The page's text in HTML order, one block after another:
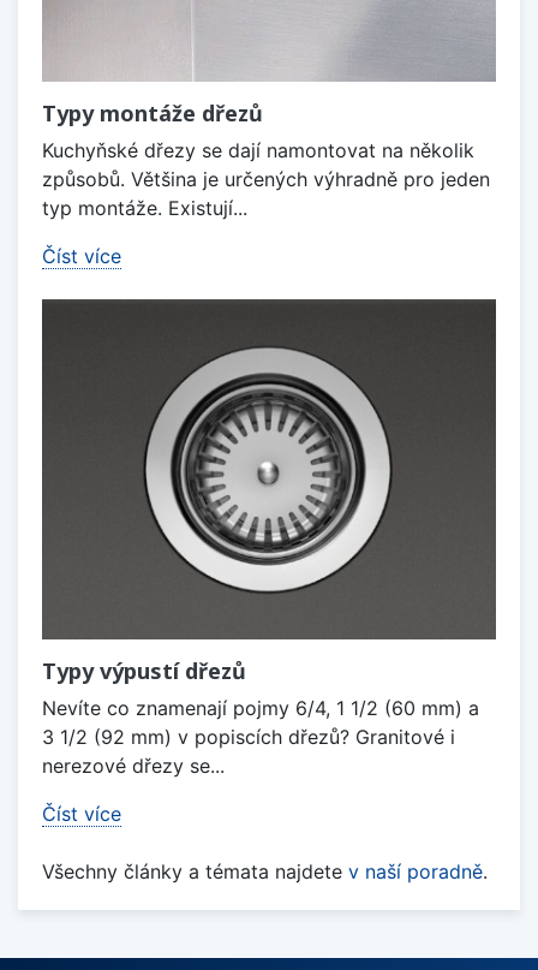
Typy montáže dřezů
Kuchyňské dřezy se dají namontovat na několik
způsobů. Většina je určených výhradně pro jeden
typ montáže. Existují...
Číst více
Typy výpustí dřezů
Nevíte co znamenají pojmy 6/4, 1 1/2 (60 mm) a
3 1/2 (92 mm) v popiscích dřezů? Granitové i
nerezové dřezy se...
Číst více
Všechny články a témata najdete v naší poradně.